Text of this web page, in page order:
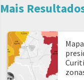
Mais